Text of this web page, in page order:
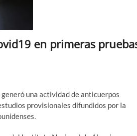
en primeras
una actividad de anticuerpos
provisionales difundidos por la